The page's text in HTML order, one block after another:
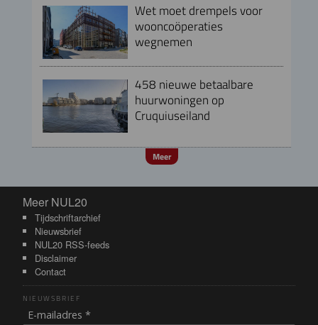
Wet moet drempels voor
wooncoöperaties
wegnemen
458 nieuwe betaalbare
huurwoningen op
Cruquiuseiland
Meer
Meer NUL20
Meer NUL20
Tijdschriftarchief
Nieuwsbrief
NUL20 RSS-feeds
Disclaimer
Contact
NIEUWSBRIEF
E-mailadres *